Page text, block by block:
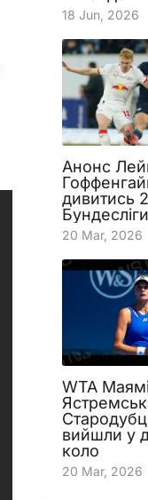
18 Jun, 2026
Анонс
дивитись
Бундесліги
20 Mar, 2026
WTA
вийшли у
коло
20 Mar, 2026